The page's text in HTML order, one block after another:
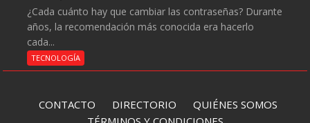
¿Cada cuánto hay que cambiar las contraseñas? Durante
años, la recomendación más conocida era hacerlo
cada...
TECNOLOGÍA
CONTACTO DIRECTORIO QUIÉNES SOMOS